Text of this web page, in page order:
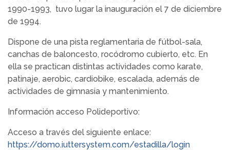
1990-1993, tuvo lugar la inauguración el 7 de diciembre
de 1994.
Dispone de una pista reglamentaria de fútbol-sala,
canchas de baloncesto, rocódromo cubierto, etc. En
ella se practican distintas actividades como karate,
patinaje, aerobic, cardiobike, escalada, además de
actividades de gimnasia y mantenimiento.
Información acceso Polideportivo:
Acceso a través del siguiente enlace:
https://domo.iuttersystem.com/estadilla/login